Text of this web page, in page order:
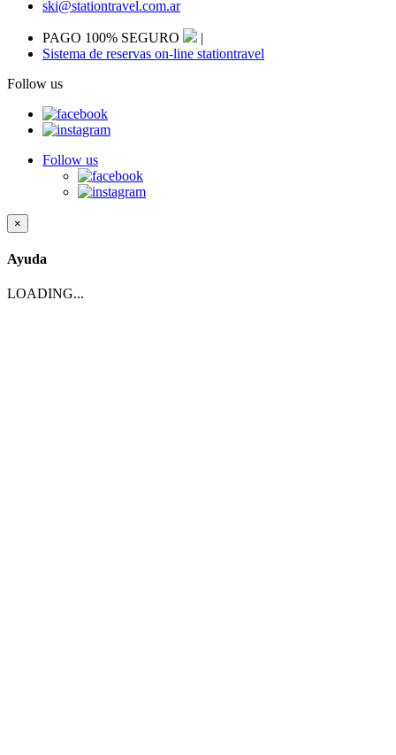
ski@stationtravel.com.ar
PAGO 100% SEGURO
|
Sistema de reservas on-line stationtravel
Follow us
Follow us
×
Ayuda
LOADING...